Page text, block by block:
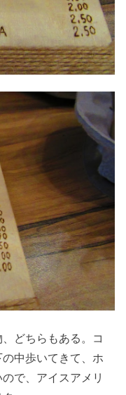
どちらもある。コ
中歩いてきて、ホ
で、アイスアメリ